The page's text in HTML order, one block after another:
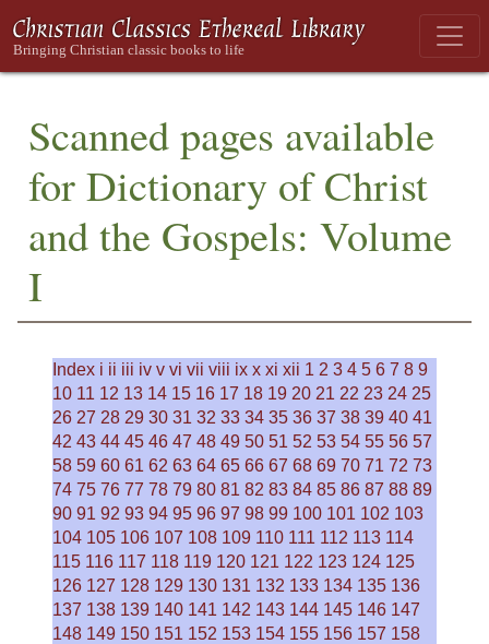
Scanned pages available
for Dictionary of Christ
and the Gospels: Volume
I
Index i ii iii iv v vi vii viii ix x xi xii 1 2 3 4 5 6 7 8 9
10 11 12 13 14 15 16 17 18 19 20 21 22 23 24 25
26 27 28 29 30 31 32 33 34 35 36 37 38 39 40 41
42 43 44 45 46 47 48 49 50 51 52 53 54 55 56 57
58 59 60 61 62 63 64 65 66 67 68 69 70 71 72 73
74 75 76 77 78 79 80 81 82 83 84 85 86 87 88 89
90 91 92 93 94 95 96 97 98 99 100 101 102 103
104 105 106 107 108 109 110 111 112 113 114
115 116 117 118 119 120 121 122 123 124 125
126 127 128 129 130 131 132 133 134 135 136
137 138 139 140 141 142 143 144 145 146 147
148 149 150 151 152 153 154 155 156 157 158